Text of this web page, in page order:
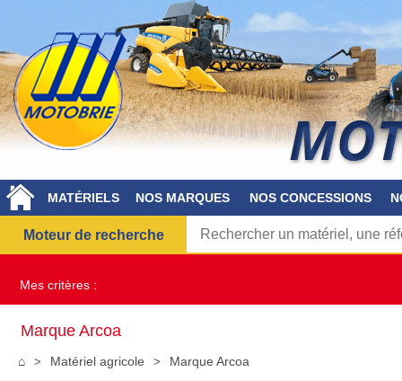
MATÉRIELS NOS MARQUES NOS CONCESSIONS
Moteur de recherche
Mes critères :
⌂ Matériel agricole Marque Arcoa
Marque Arcoa